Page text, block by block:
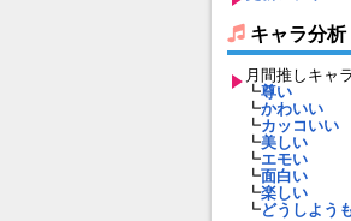
キャラ分析
月間推しキャラ
┗尊い
┗かわいい
┗カッコいい
┗美しい
┗エモい
┗面白い
┗楽しい
┗どうしよう